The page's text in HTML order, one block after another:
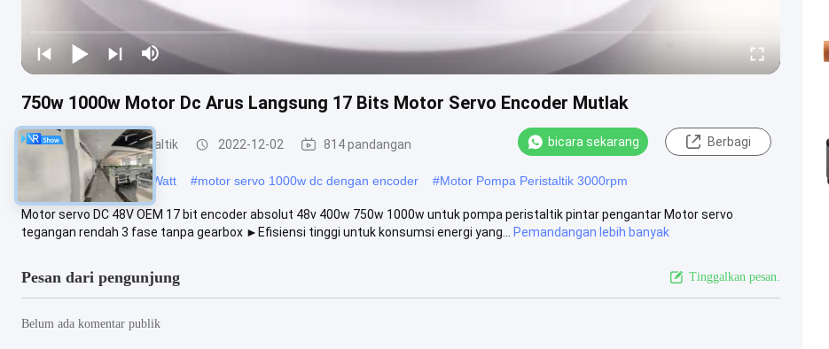
750w 1000w Motor Dc Arus Langsung 17 Bits Motor Servo Encoder Mutlak
Motor Pompa Peristaltik 2022-12-02 814 pandangan bicara sekarang Berbagi
Motor Servo 48V 400 Watt #motor servo 1000w dc dengan encoder #Motor Pompa Peristaltik 3000rpm
Motor servo DC 48V OEM 17 bit encoder absolut 48v 400w 750w 1000w untuk pompa peristaltik pintar pengantar Motor servo
tegangan rendah 3 fase tanpa gearbox ►Efisiensi tinggi untuk konsumsi energi yang...
Pemandangan lebih banyak
Pesan dari pengunjung Tinggalkan pesan.
Belum ada komentar publik